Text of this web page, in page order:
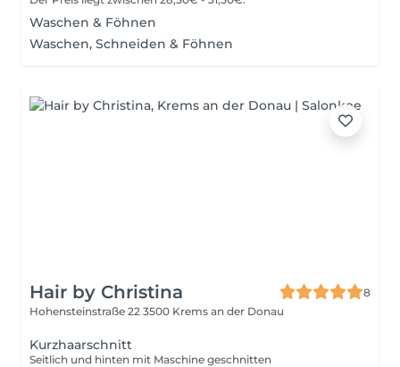
Waschen & Föhnen
Waschen, Schneiden & Föhnen
Hair by Christina
8
Hohensteinstraße 22 3500 Krems an der Donau
Kurzhaarschnitt
Seitlich und hinten mit Maschine geschnitten